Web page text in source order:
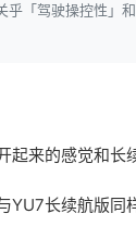
乎「驾驶操控性」和
起来的感觉和长
YU7长续航版同